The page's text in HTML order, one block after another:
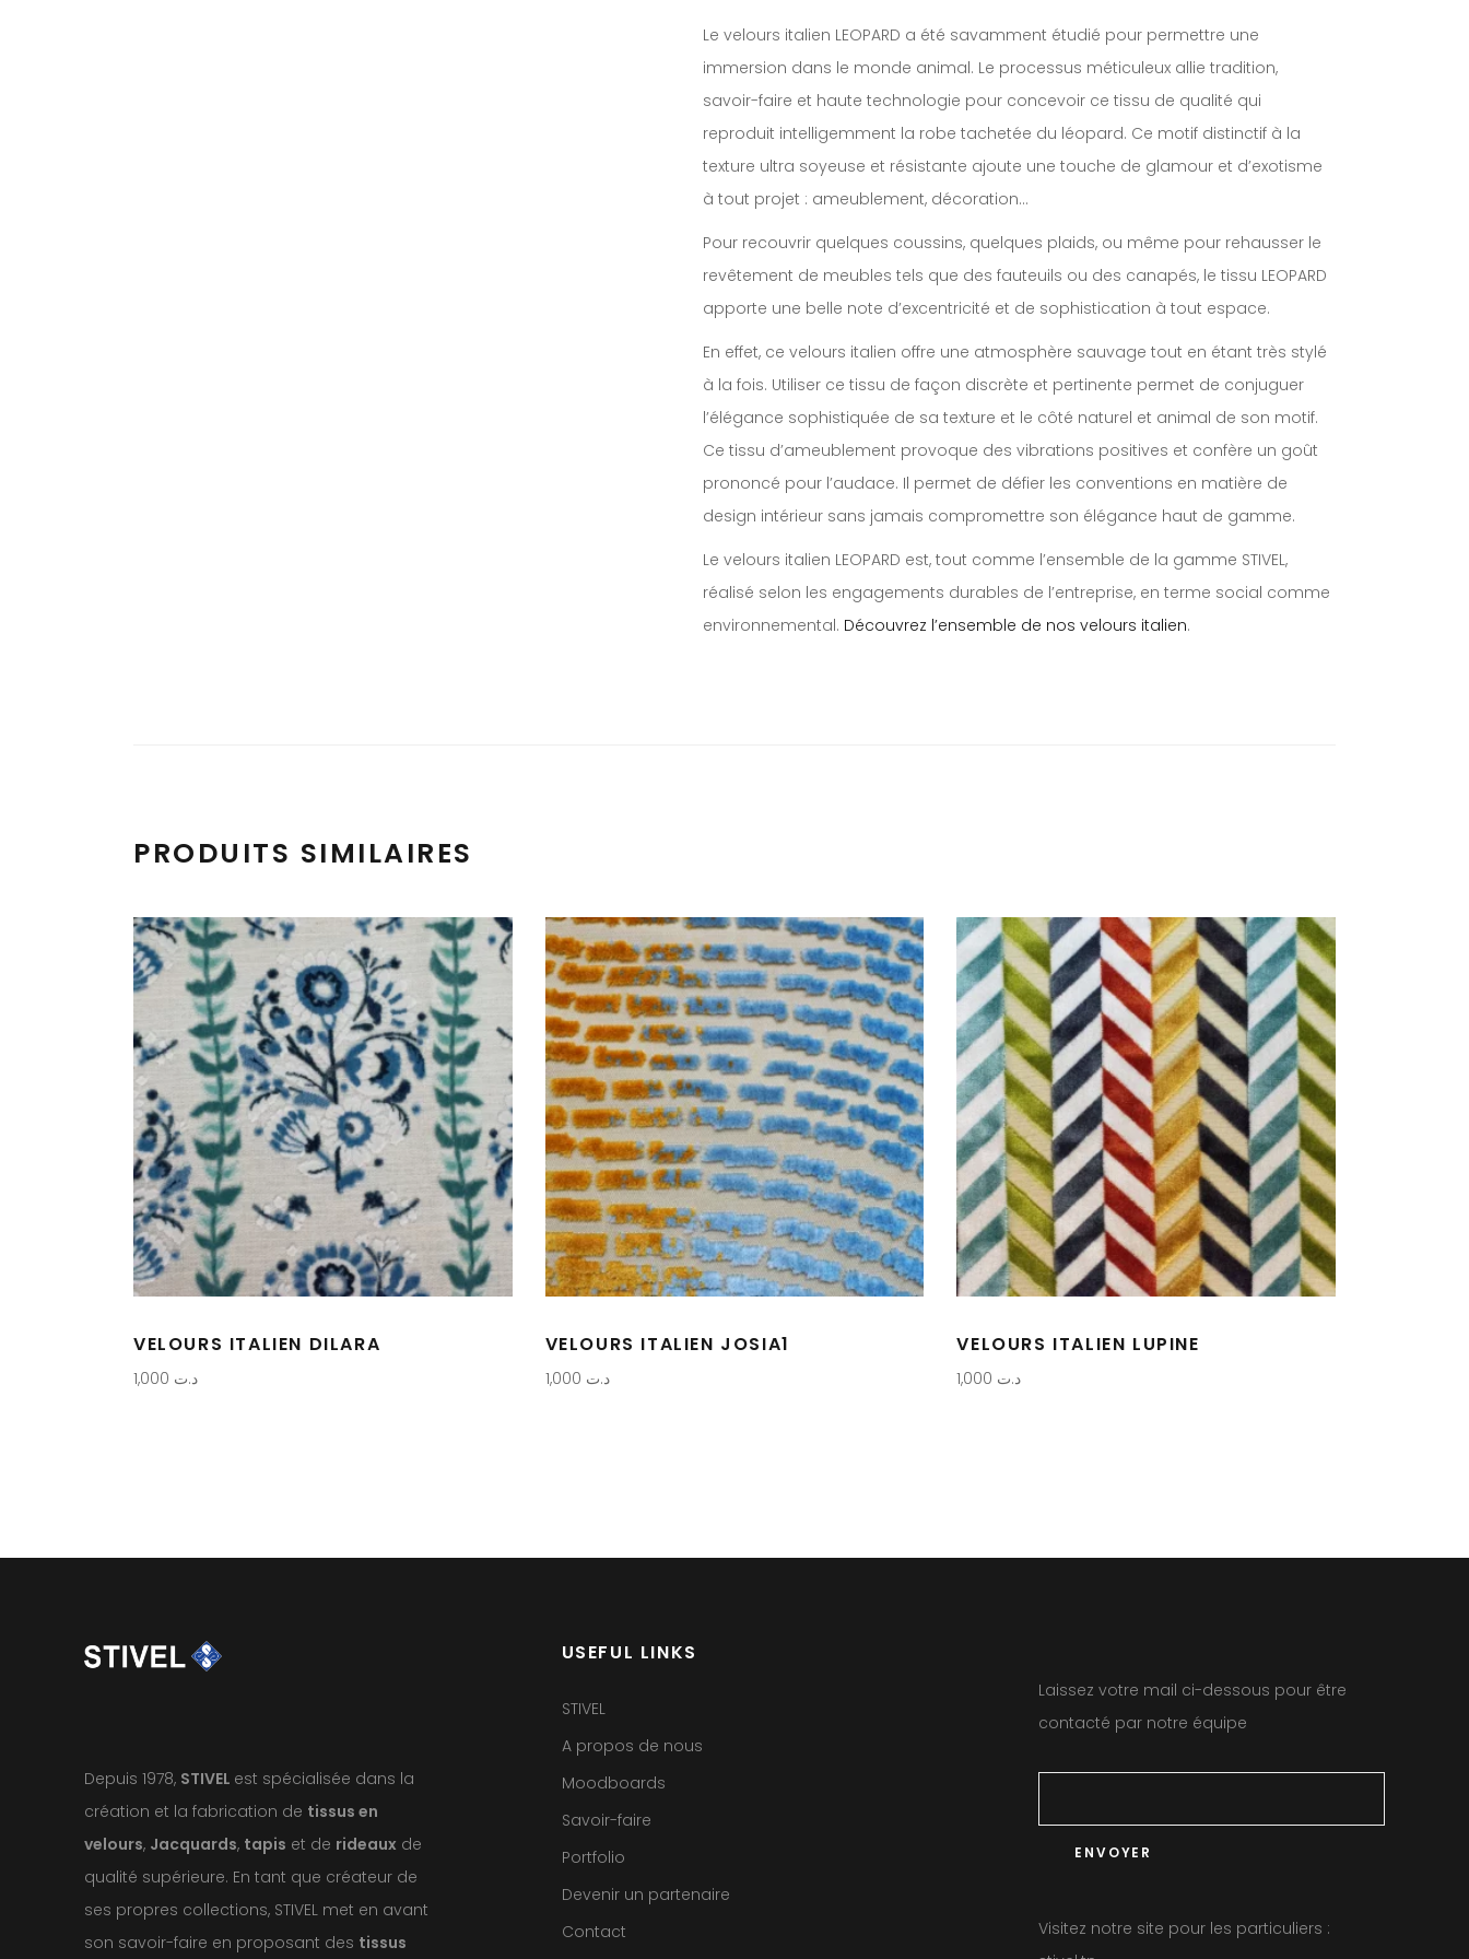
Le velours italien LEOPARD a été savamment étudié pour permettre une
immersion dans le monde animal. Le processus méticuleux allie tradition,
savoir-faire et haute technologie pour concevoir ce tissu de qualité qui
reproduit intelligemment la robe tachetée du léopard. Ce motif distinctif à la
texture ultra soyeuse et résistante ajoute une touche de glamour et d’exotisme
à tout projet : ameublement, décoration…
Pour recouvrir quelques coussins, quelques plaids, ou même pour rehausser le
revêtement de meubles tels que des fauteuils ou des canapés, le tissu LEOPARD
apporte une belle note d’excentricité et de sophistication à tout espace.
En effet, ce velours italien offre une atmosphère sauvage tout en étant très stylé
à la fois. Utiliser ce tissu de façon discrète et pertinente permet de conjuguer
l’élégance sophistiquée de sa texture et le côté naturel et animal de son motif.
Ce tissu d’ameublement provoque des vibrations positives et confère un goût
prononcé pour l’audace. Il permet de défier les conventions en matière de
design intérieur sans jamais compromettre son élégance haut de gamme.
Le velours italien LEOPARD est, tout comme l’ensemble de la gamme STIVEL,
réalisé selon les engagements durables de l’entreprise, en terme social comme
environnemental. Découvrez l’ensemble de nos velours italien.
PRODUITS SIMILAIRES
VELOURS ITALIEN DILARA
د.ت
VELOURS ITALIEN JOSIA1
د.ت
VELOURS ITALIEN LUPINE
د.ت
Depuis 1978, STIVEL est spécialisée dans la
création et la fabrication de tissus en
velours, Jacquards, tapis et de rideaux de
qualité supérieure. En tant que créateur de
ses propres collections, STIVEL met en avant
son savoir-faire en proposant des tissus
USEFUL LINKS
STIVEL
A propos de nous
Moodboards
Savoir-faire
Portfolio
Devenir un partenaire
Contact
Laissez votre mail ci-dessous pour être
contacté par notre équipe
Visitez notre site pour les particuliers :